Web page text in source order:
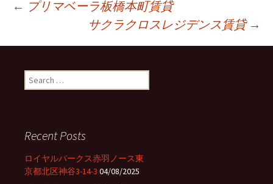
Post
navigation
← プリマベーラ板橋本町賃貸
サクラクロスレジデンス賃貸 →
e
h
f
o
Recent Posts
ロイヤルパークス赤羽ノース東
京都北区神谷3-14-3 04/08/2025